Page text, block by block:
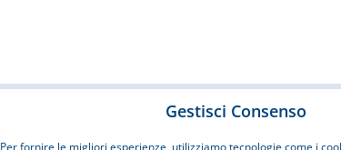
Gestisci Consenso
Per fornire le migliori esperienze, utilizziamo tecnologie come i